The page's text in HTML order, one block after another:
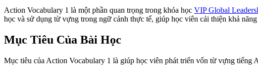
Action Vocabulary 1 là một phần quan trọng trong khóa học VIP Global
học và sử dụng từ vựng trong ngữ cảnh thực tế, giúp học viên cải thiện khả
Mục Tiêu Của Bài Học
Mục tiêu của Action Vocabulary 1 là giúp học viên phát triển vốn từ vựng tiếng